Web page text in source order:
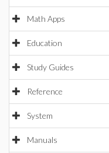
Math Apps
Education
Study Guides
Reference
System
Manuals